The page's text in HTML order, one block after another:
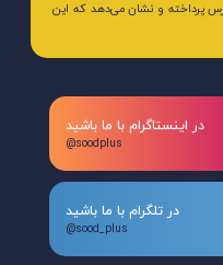
پرداخته و نشان می‌دهد که این
در اینستاگرام با ما باشید
@soodplus
در تلگرام با ما باشید
@sood_plus